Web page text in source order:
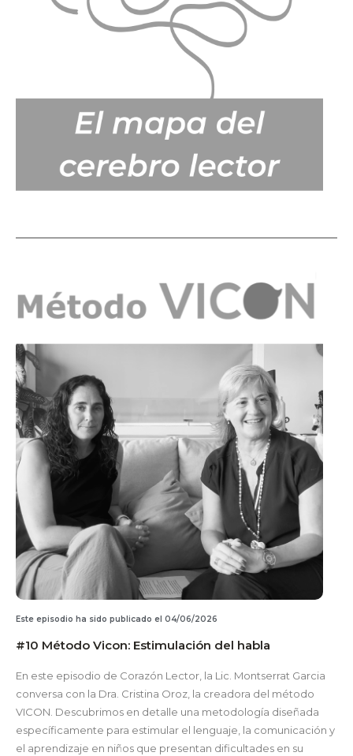
Este episodio ha sido publicado el 04/06/2026
#10 Método Vicon: Estimulación del habla
En este episodio de Corazón Lector, la Lic. Montserrat Garcia
conversa con la Dra. Cristina Oroz, la creadora del método
VICON. Descubrimos en detalle una metodología diseñada
específicamente para estimular el lenguaje, la comunicación y
el aprendizaje en niños que presentan dificultades en su